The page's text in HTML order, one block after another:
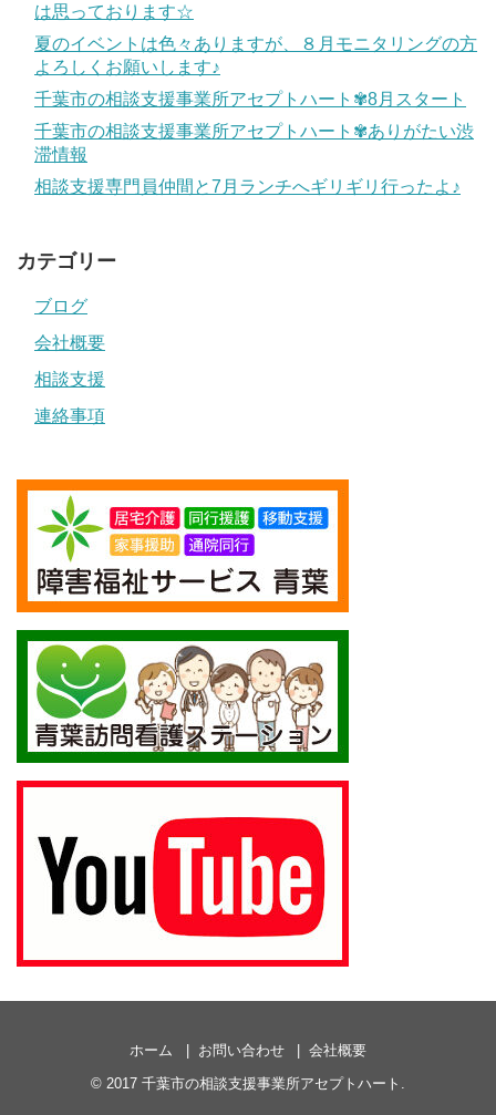
は思っております☆
夏のイベントは色々ありますが、８月モニタリングの方
よろしくお願いします♪
千葉市の相談支援事業所アセプトハート✾8月スタート
千葉市の相談支援事業所アセプトハート✾ありがたい渋
滞情報
相談支援専門員仲間と7月ランチへギリギリ行ったよ♪
カテゴリー
ブログ
会社概要
相談支援
連絡事項
ホーム お問い合わせ
会社概要
© 2017 千葉市の相談支援事業所アセプトハート .